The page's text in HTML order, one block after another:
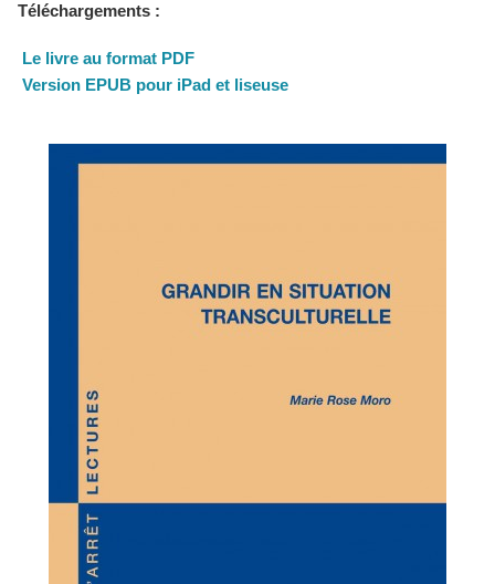
Téléchargements :
Le livre au format PDF
Version EPUB pour iPad et liseuse